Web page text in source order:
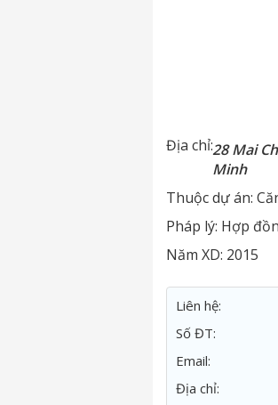
Địa chỉ:28 Mai
Minh
Thuộc dự án:
Pháp lý: Hợp
Năm XD: 2015
Liên hệ:
Số ĐT:
Email:
Địa chỉ: